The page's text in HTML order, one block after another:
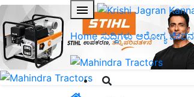
Home ಸುದ್ದಿಗಳು ಆರೋಗ್ಯ ಜೀವನ